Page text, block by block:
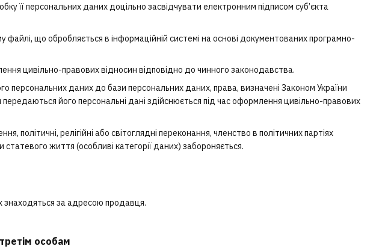
її персональних даних доцільно засвідчувати електронним підписом суб’єкта
файлі, що обробляється в інформаційній системі на основі документованих програмно-
цивільно-правових відносин відповідно до чинного законодавства.
персональних даних до бази персональних даних, права, визначені Законом України
його персональні дані здійснюється під час оформлення цивільно-правових
релігійні або світоглядні переконання, членство в політичних партіях
життя (особливі категорії даних) забороняється.
знаходяться за адресою продавця.
особам